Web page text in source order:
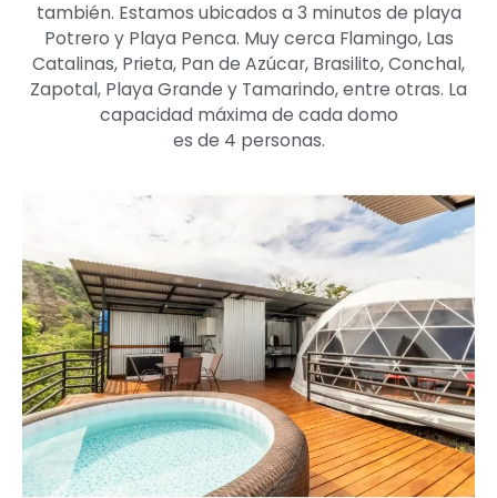
también. Estamos ubicados a 3 minutos de playa
Potrero y Playa Penca. Muy cerca Flamingo, Las
Catalinas, Prieta, Pan de Azúcar, Brasilito, Conchal,
Zapotal, Playa Grande y Tamarindo, entre otras. La
capacidad máxima de cada domo
es de 4 personas.